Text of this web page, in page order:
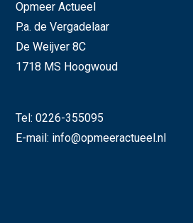
Opmeer Actueel
P.a. de Vergadelaar
De Weijver 8C
1718 MS Hoogwoud
Tel:0226-355095
E-mail: info@opmeeractueel.nl